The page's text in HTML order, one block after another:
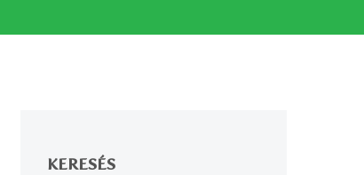
KERESÉS